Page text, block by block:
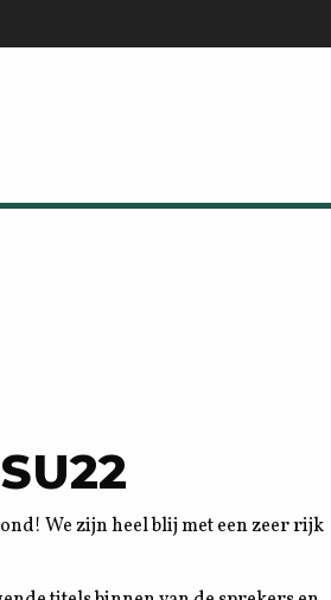
We zijn heel blij met een zeer rijk